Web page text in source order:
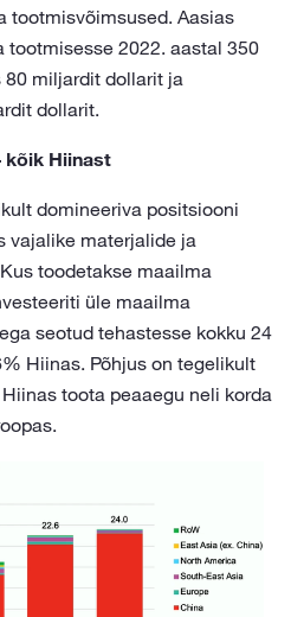
tootmisvõimsused. Aasias
tootmisesse 2022. aastal 350
80 miljardit dollarit ja
dollarit.
kõik Hiinast
domineeriva positsiooni
vajalike materjalide ja
toodetakse maailma
üle maailma
seotud tehastesse kokku 24
Hiinas. Põhjus on tegelikult
toota peaaegu neli korda